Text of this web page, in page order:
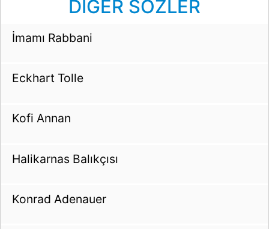
DİĞER SÖZLER
İmamı Rabbani
Eckhart Tolle
Kofi Annan
Halikarnas Balıkçısı
Konrad Adenauer